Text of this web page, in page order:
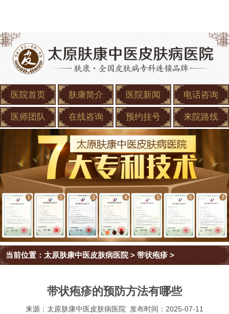
医院首页 肤康简介 医院新闻 电话咨询
医师团队 在线咨询 预约挂号 来院路线
当前位置： 太原肤康中医皮肤病医院>带状疱疹 >
带状疱疹的预防方法有哪些
来源：太原肤康中医皮肤病医院 发布时间：2025-07-11